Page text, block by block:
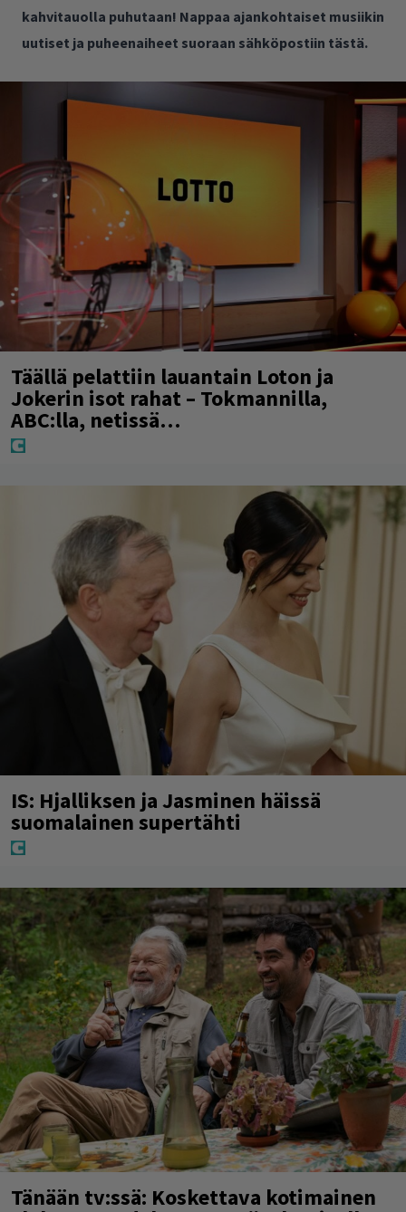
kahvitauolla puhutaan! Nappaa ajankohtaiset musiikin
uutiset ja puheenaiheet suoraan sähköpostiin tästä.
Täällä pelattiin lauantain Loton ja
Jokerin isot rahat – Tokmannilla,
ABC:lla, netissä…
IS: Hjalliksen ja Jasminen häissä
suomalainen supertähti
Tänään tv:ssä: Koskettava kotimainen